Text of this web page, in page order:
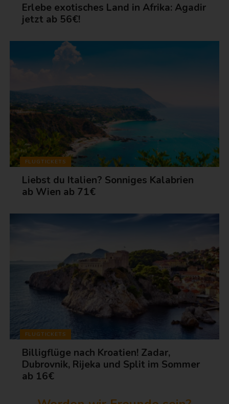
Erlebe exotisches Land in Afrika: Agadir
jetzt ab 56€!
FLUGTICKETS
Liebst du Italien? Sonniges Kalabrien
ab Wien ab 71€
FLUGTICKETS
Billigflüge nach Kroatien! Zadar,
Dubrovnik, Rijeka und Split im Sommer
ab 16€